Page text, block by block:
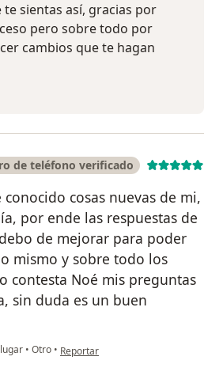
sientas así, gracias por
pero sobre todo por
cambios que te hagan
de teléfono verificado
conocido cosas nuevas de mi,
por ende las respuestas de
de mejorar para poder
mismo y sobre todo los
contesta Noé mis preguntas
sin duda es un buen
• Otro • en opinión del usuario Oskr A.
Reportar